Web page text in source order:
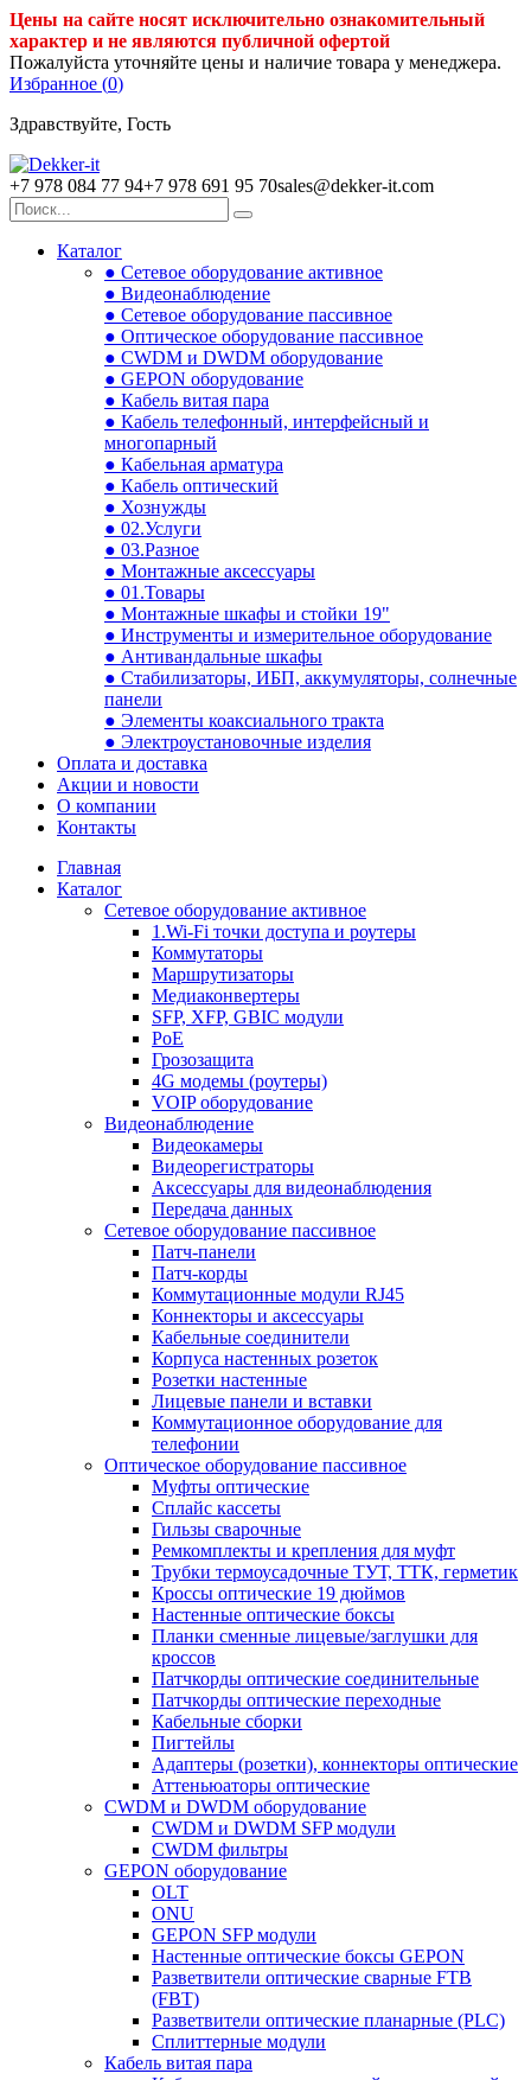
Цены на сайте носят исключительно ознакомительный
характер и не являются публичной офертой
Пожалуйста уточняйте цены и наличие товара у менеджера.
Избранное (0)
Здравствуйте, Гость
+7 978 084 77 94+7 978 691 95 70sales@dekker-it.com
Каталог
● Сетевое оборудование активное
● Видеонаблюдение
● Сетевое оборудование пассивное
● Оптическое оборудование пассивное
● CWDM и DWDM оборудование
● GEPON оборудование
● Кабель витая пара
● Кабель телефонный, интерфейсный и
многопарный
● Кабельная арматура
● Кабель оптический
● Хознужды
● 02.Услуги
● 03.Разное
● Монтажные аксессуары
● 01.Товары
● Монтажные шкафы и стойки 19"
● Инструменты и измерительное оборудование
● Антивандальные шкафы
● Стабилизаторы, ИБП, аккумуляторы, солнечные
панели
● Элементы коаксиального тракта
● Электроустановочные изделия
Оплата и доставка
Акции и новости
О компании
Контакты
Главная
Каталог
Сетевое оборудование активное
1.Wi-Fi точки доступа и роутеры
Коммутаторы
Маршрутизаторы
Медиаконвертеры
SFP, XFP, GBIC модули
PoE
Грозозащита
4G модемы (роутеры)
VOIP оборудование
Видеонаблюдение
Видеокамеры
Видеорегистраторы
Аксессуары для видеонаблюдения
Передача данных
Сетевое оборудование пассивное
Патч-панели
Патч-корды
Коммутационные модули RJ45
Коннекторы и аксессуары
Кабельные соединители
Корпуса настенных розеток
Розетки настенные
Лицевые панели и вставки
Коммутационное оборудование для
телефонии
Оптическое оборудование пассивное
Муфты оптические
Сплайс кассеты
Гильзы сварочные
Ремкомплекты и крепления для муфт
Трубки термоусадочные ТУТ, ТТК, герметик
Кроссы оптические 19 дюймов
Настенные оптические боксы
Планки сменные лицевые/заглушки для
кроссов
Патчкорды оптические соединительные
Патчкорды оптические переходные
Кабельные сборки
Пигтейлы
Адаптеры (розетки), коннекторы оптические
Аттеньюаторы оптические
CWDM и DWDM оборудование
CWDM и DWDM SFP модули
CWDM фильтры
GEPON оборудование
OLT
ONU
GEPON SFP модули
Настенные оптические боксы GEPON
Разветвители оптические сварные FTB
(FBT)
Разветвители оптические планарные (PLC)
Сплиттерные модули
Кабель витая пара